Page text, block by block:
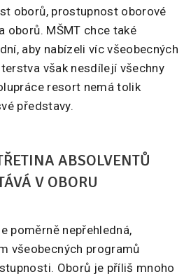
oborů, prostupnost oborové
oborů. MŠMT chce také
aby nabízeli víc všeobecných
však nesdílejí všechny
resort nemá tolik
představy.
ABSOLVENTŮ
V OBORU
poměrně nepřehledná,
všeobecných programů
Oborů je příliš mnoho